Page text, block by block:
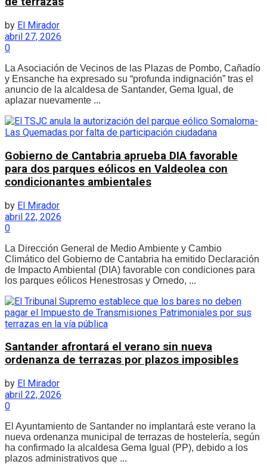
by El Mirador
abril 27, 2026
0
La Asociación de Vecinos de las Plazas de Pombo, Cañadío
y Ensanche ha expresado su “profunda indignación” tras el
anuncio de la alcaldesa de Santander, Gema Igual, de
aplazar nuevamente ...
Gobierno de Cantabria aprueba DIA favorable
para dos parques eólicos en Valdeolea con
condicionantes ambientales
by El Mirador
abril 22, 2026
0
La Dirección General de Medio Ambiente y Cambio
Climático del Gobierno de Cantabria ha emitido Declaración
de Impacto Ambiental (DIA) favorable con condiciones para
los parques eólicos Henestrosas y Ornedo, ...
Santander afrontará el verano sin nueva
ordenanza de terrazas por plazos imposibles
by El Mirador
abril 22, 2026
0
El Ayuntamiento de Santander no implantará este verano la
nueva ordenanza municipal de terrazas de hostelería, según
ha confirmado la alcaldesa Gema Igual (PP), debido a los
plazos administrativos que ...